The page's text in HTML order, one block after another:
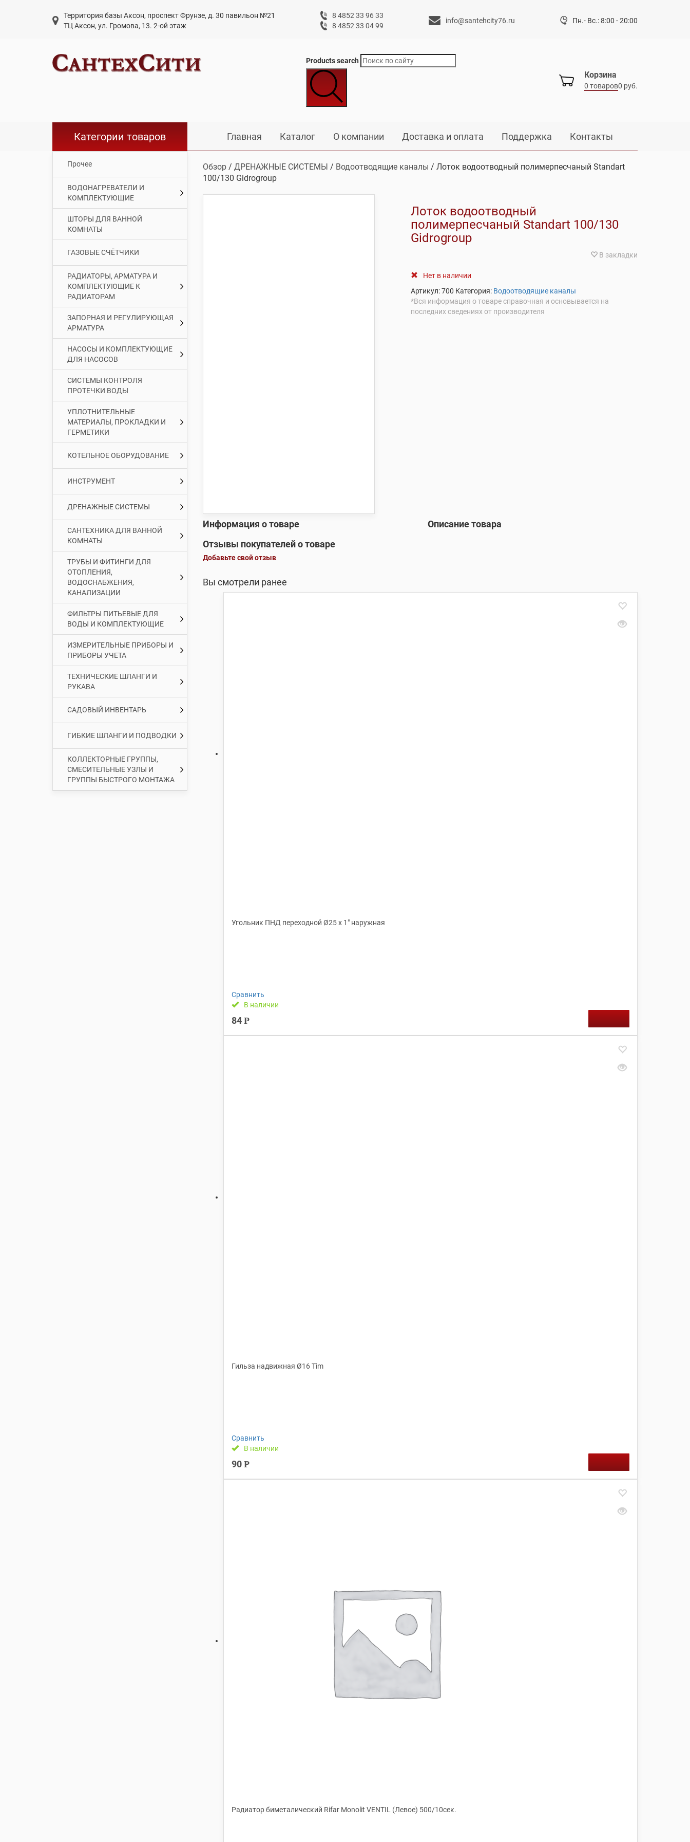
Территория базы Аксон, проспект Фрунзе, д. 30 павильон №21
ТЦ Аксон, ул. Громова, 13. 2-ой этаж
8 4852 33 96 33
8 4852 33 04 99
info@santehcity76.ru Пн.- Вс.: 8:00 - 20:00
Products search
Корзина
0 товаров0 руб.
Главная Каталог О компании Доставка и оплата Поддержка Контакты
Категории товаров
Прочее
ВОДОНАГРЕВАТЕЛИ И
КОМПЛЕКТУЮЩИЕ
ШТОРЫ ДЛЯ ВАННОЙ
КОМНАТЫ
ГАЗОВЫЕ СЧЁТЧИКИ
РАДИАТОРЫ, АРМАТУРА И
КОМПЛЕКТУЮЩИЕ К
РАДИАТОРАМ
ЗАПОРНАЯ И РЕГУЛИРУЮЩАЯ
АРМАТУРА
НАСОСЫ И КОМПЛЕКТУЮЩИЕ
ДЛЯ НАСОСОВ
СИСТЕМЫ КОНТРОЛЯ
ПРОТЕЧКИ ВОДЫ
УПЛОТНИТЕЛЬНЫЕ
МАТЕРИАЛЫ, ПРОКЛАДКИ И
ГЕРМЕТИКИ
КОТЕЛЬНОЕ ОБОРУДОВАНИЕ
ИНСТРУМЕНТ
ДРЕНАЖНЫЕ СИСТЕМЫ
САНТЕХНИКА ДЛЯ ВАННОЙ
КОМНАТЫ
ТРУБЫ И ФИТИНГИ ДЛЯ
ОТОПЛЕНИЯ,
ВОДОСНАБЖЕНИЯ,
КАНАЛИЗАЦИИ
ФИЛЬТРЫ ПИТЬЕВЫЕ ДЛЯ
ВОДЫ И КОМПЛЕКТУЮЩИЕ
ИЗМЕРИТЕЛЬНЫЕ ПРИБОРЫ И
ПРИБОРЫ УЧЕТА
ТЕХНИЧЕСКИЕ ШЛАНГИ И
РУКАВА
САДОВЫЙ ИНВЕНТАРЬ
ГИБКИЕ ШЛАНГИ И ПОДВОДКИ
КОЛЛЕКТОРНЫЕ ГРУППЫ,
СМЕСИТЕЛЬНЫЕ УЗЛЫ И
ГРУППЫ БЫСТРОГО МОНТАЖА
Обзор/ ДРЕНАЖНЫЕ СИСТЕМЫ / Водоотводящие каналы / Лоток водоотводный полимерпесчаный Standart
100/130 Gidrogroup
Лоток водоотводный
полимерпесчаный Standart 100/130
Gidrogroup
В закладки
Нет в наличии
Артикул:700 Категория: Водоотводящие каналы
*Вся информация о товаре справочная и основывается на
последних сведениях от производителя
Информация о товаре
Описание товара
Отзывы покупателей о товаре
Добавьте свой отзыв
Вы смотрели ранее
Угольник ПНД переходной Ø25 х 1″ наружная
Сравнить
В наличии
84 Р
Гильза надвижная Ø16 Tim
Сравнить
В наличии
90 Р
Радиатор биметалический Rifar Monolit VENTIL (Левое) 500/10сек.